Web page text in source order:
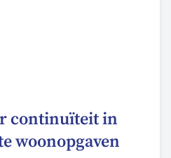
continuïteit in
woonopgaven